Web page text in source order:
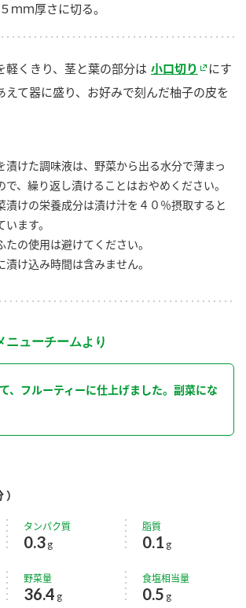
ｍｍ厚さに切る。
軽くきり、茎と葉の部分は 小口切り
にす
えて器に盛り、お好みで刻んだ柚子の皮を
けた調味液は、野菜から出る水分で薄まっ
で、繰り返し漬けることはおやめください。
けの栄養成分は漬け汁を４０％摂取すると
ます。
の使用は避けてください。
け込み時間は含みません。
ニューチームより
、フルーティーに仕上げました。副菜にな
）
タンパク質
0.3g
脂質
0.1 g
野菜量
36.4 g
食塩相当量
0.5 g